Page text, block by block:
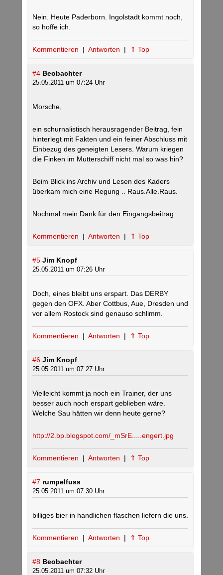
Nein. Heute Paderborn. Ingolstadt kommt noch,
so hoffe ich.
Kommentieren | Antworten | ⇑ Top
#4 Beobachter
25.05.2011 um 07:24 Uhr
Morsche,
ein schurnalistisch herausragender Beitrag, fein
hinterlegt mit Fakten und ein feiner Abschluss mit
Einbezug des geneigten Lesers. Warum kriegen
die Finken im Mutterschiff nicht mal so was hin?
Beim Blick ins Archiv und Lesen des Kaders
überkam mich eine Regung .. Raus.Alle.Raus.
Nochmal mein Dank für den Eingangsbeitrag.
Kommentieren | Antworten | ⇑ Top
#5 Jim Knopf
25.05.2011 um 07:26 Uhr
Doch, eines bleibt uns erspart. Das DERBY
gegen den OFX. Aber Cottbus, Aue, Dresden und
vor allem Rostock sind genauso schlimm.
Kommentieren | Antworten | ⇑ Top
#6 Jim Knopf
25.05.2011 um 07:27 Uhr
Vielleicht kommt ja noch ein Trainer, der uns
besser auch noch erspart geblieben wäre.
Welche Sau hätten wir denn heute gerne?
http://2.bp.blogspot.com/_mSrE.....engert.jpg
Kommentieren | Antworten | ⇑ Top
#7 rumpelfuss
25.05.2011 um 07:30 Uhr
billiges bier in handlichen flaschen liefern die uns.
Kommentieren | Antworten | ⇑ Top
#8 Beobachter
25.05.2011 um 07:32 Uhr